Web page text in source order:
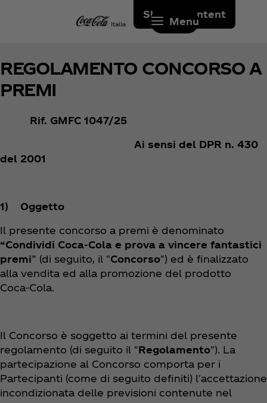
Skip to content
Menu
REGOLAMENTO CONCORSO A
PREMI
Rif. GMFC 1047/25
Ai sensi del DPR n. 430
del 2001
1) Oggetto
Il presente concorso a premi è denominato
“Condividi Coca‑Cola e prova a vincere fantastici
premi” (di seguito, il "Concorso") ed è finalizzato
alla vendita ed alla promozione del prodotto
Coca‑Cola.
Il Concorso è soggetto ai termini del presente
regolamento (di seguito il "Regolamento"). La
partecipazione al Concorso comporta per i
Partecipanti (come di seguito definiti) l'accettazione
incondizionata delle previsioni contenute nel